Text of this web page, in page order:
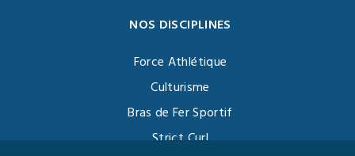
NOS DISCIPLINES
Force Athlétique
Culturisme
Bras de Fer Sportif
Strict Curl